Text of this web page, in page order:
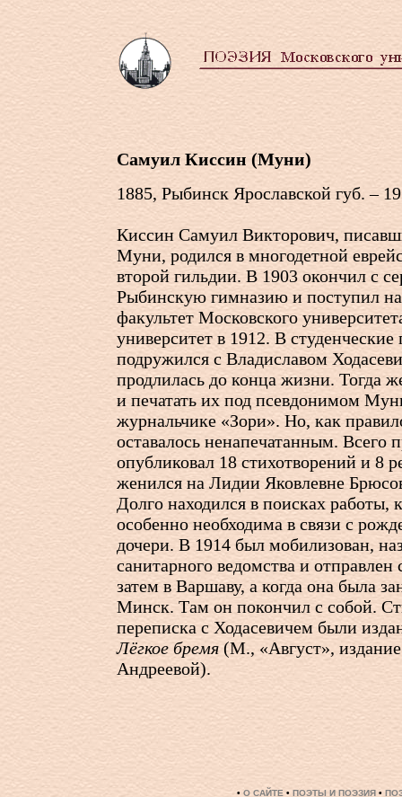
Самуил Киссин (Муни)
1885, Рыбинск Ярославской губ. –
Киссин Самуил Викторович,
Муни, родился в многодетной
второй гильдии. В 1903 окончил с
Рыбинскую гимназию и поступил
факультет Московского
университет в 1912. В
подружился с Владиславом
продлилась до конца жизни. Тогда
и печатать их под псевдонимом
журнальчике «Зори». Но, как
оставалось ненапечатанным. Всего
опубликовал 18 стихотворений и 8
женился на Лидии Яковлевне
Долго находился в поисках работы,
особенно необходима в связи с
дочери. В 1914 был мобилизован,
санитарного ведомства и отправлен
затем в Варшаву, а когда она была
Минск. Там он покончил с собой.
переписка с Ходасевичем были
Лёгкое бремя (М., «Август»,
Андреевой).